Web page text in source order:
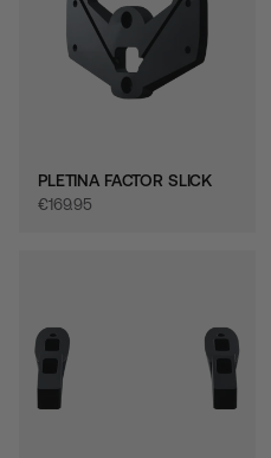
PLETINA FACTOR SLICK
€‎169.95